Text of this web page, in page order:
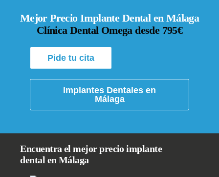
Mejor Precio Implante Dental en Málaga
Clínica Dental Omega desde 795€
Pide tu cita
Implantes Dentales en
Málaga
Encuentra el mejor precio implante
dental en Málaga